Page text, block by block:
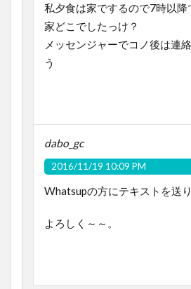
私夕食は家でするので7時以降
家どこでしたっけ？
メッセンジャーでコノ後は連
う
dabo_gc
2016/11/19 10:09 PM
Whatsupの方にテキストを送り
よろしく～～。